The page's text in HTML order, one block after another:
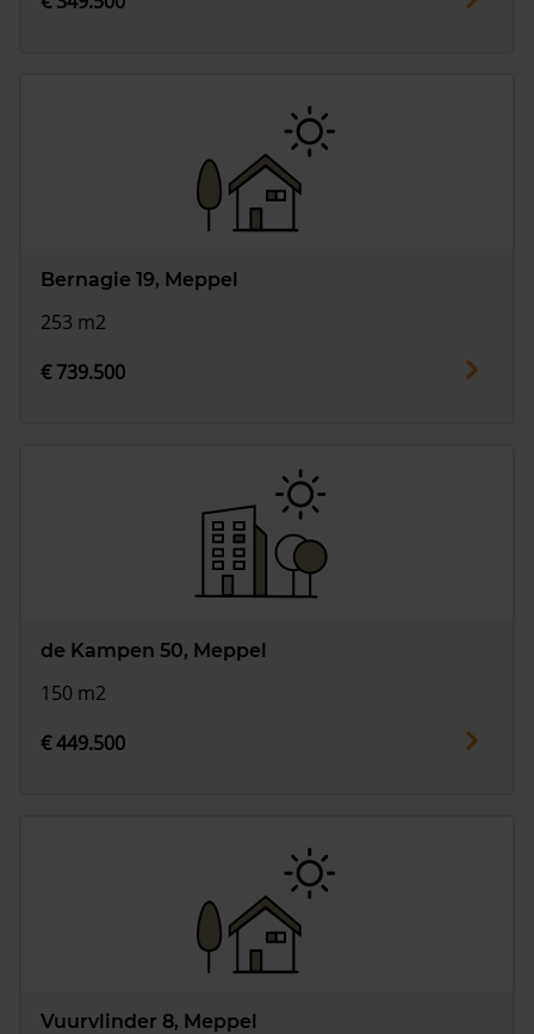
Bernagie 19, Meppel
253 m2
€ 739.500
de Kampen 50, Meppel
150 m2
€ 449.500
Vuurvlinder 8, Meppel